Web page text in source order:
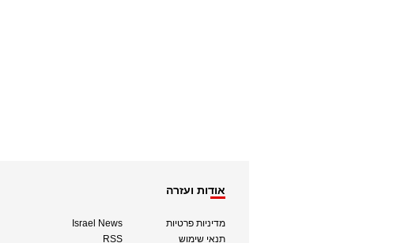
אודות ועזרה
מדיניות פרטיות
תנאי שימוש
Israel News
RSS